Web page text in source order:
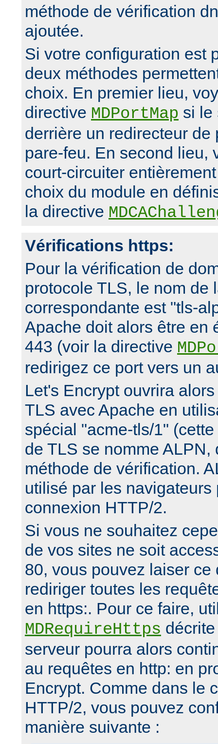
méthode de vérification
ajoutée.
Si votre configuration est
deux méthodes
choix. En premier lieu,
directive MDPortMap si le
derrière un redirecteur de
pare-feu. En second lieu,
court-circuiter
choix du module en
la directive
Vérifications https:
Pour la vérification de
protocole TLS, le nom de
correspondante est "tls-
Apache doit alors être en
443 (voir la directive
redirigez ce port vers un
Let's Encrypt ouvrira
TLS avec Apache en
spécial "acme-tls/1"
de TLS se nomme ALPN,
méthode de vérification.
utilisé par les navigateurs
connexion HTTP/2.
Si vous ne souhaitez
de vos sites ne soit
80, vous pouvez laiser ce
rediriger toutes les
en https:. Pour ce faire,
MDRequireHttps
serveur pourra alors
au requêtes en http: en
Encrypt. Comme dans le
HTTP/2, vous pouvez
manière suivante :